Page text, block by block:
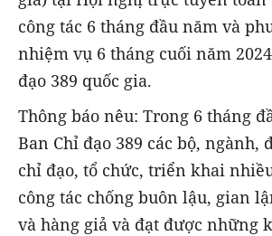
công tác 6 tháng đầu năm và
nhiệm vụ 6 tháng cuối năm
đạo 389 quốc gia.
Thông báo nêu: Trong 6 tháng
Ban Chỉ đạo 389 các bộ, ngành,
chỉ đạo, tổ chức, triển khai
công tác chống buôn lậu, gian
và hàng giả và đạt được những